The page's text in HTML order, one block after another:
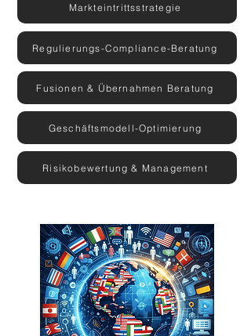
Markteintrittsstrategie
Regulierungs-Compliance-Beratung
Fusionen & Übernahmen Beratung
Geschäftsmodell-Optimierung
Risikobewertung & Management